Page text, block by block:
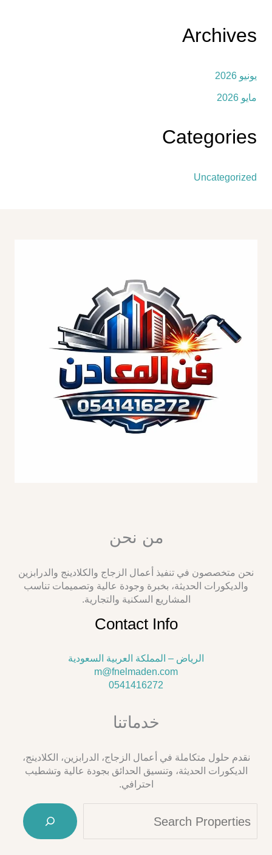
Archives
يونيو 2026
مايو 2026
Categories
Uncategorized
من نحن
نحن متخصصون في تنفيذ أعمال الزجاج والكلادينج والدرابزين
والديكورات الحديثة، بخبرة وجودة عالية وتصميمات تناسب
المشاريع السكنية والتجارية.
Contact Info
الرياض – المملكة العربية السعودية
m@fnelmaden.com
0541416272
خدماتنا
نقدم حلول متكاملة في أعمال الزجاج، الدرابزين، الكلادينج،
الديكورات الحديثة، وتنسيق الحدائق بجودة عالية وتشطيب
احترافي.